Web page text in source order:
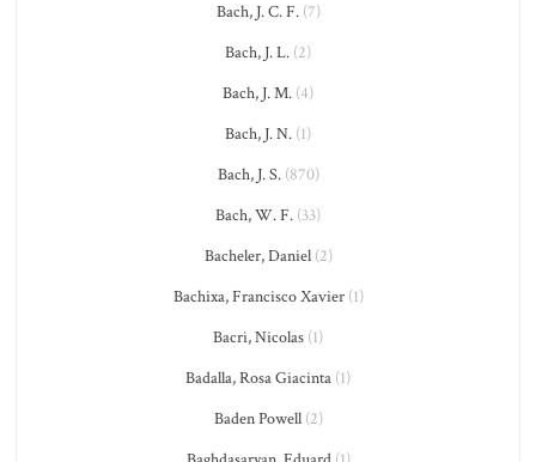
Bach, J. C. F.(7)
Bach, J. L. (2)
Bach, J. M. (4)
Bach, J. N. (1)
Bach, J. S.(870)
Bach, W. F. (33)
Bacheler, Daniel(2)
Bachixa, Francisco Xavier(1)
Bacri, Nicolas (1)
Badalla, Rosa Giacinta (1)
Baden Powell(2)